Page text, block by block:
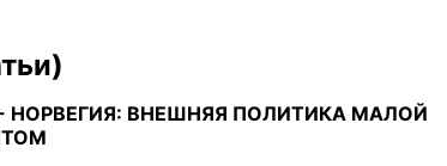
НОРВЕГИЯ: ВНЕШНЯЯ ПОЛИТИКА МАЛОЙ